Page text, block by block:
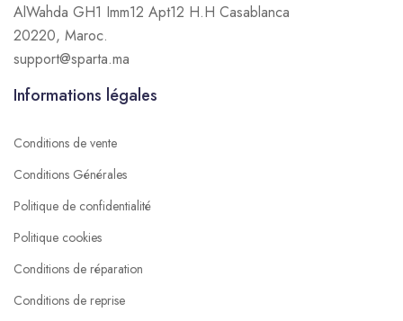
AlWahda GH1 Imm12 Apt12 H.H Casablanca
20220, Maroc.
support@sparta.ma
Informations légales
Conditions de vente
Conditions Générales
Politique de confidentialité
Politique cookies
Conditions de réparation
Conditions de reprise